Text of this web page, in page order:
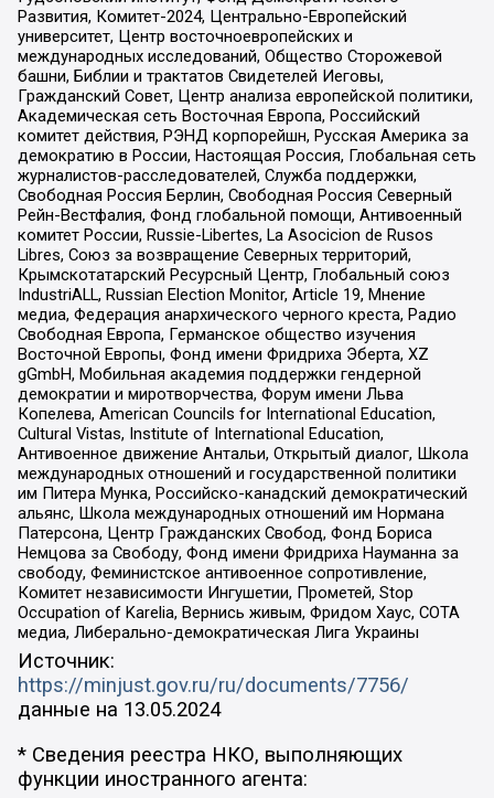
Развития, Комитет-2024, Центрально-Европейский
университет, Центр восточноевропейских и
международных исследований, Общество Сторожевой
башни, Библии и трактатов Свидетелей Иеговы,
Гражданский Совет, Центр анализа европейской политики,
Академическая сеть Восточная Европа, Российский
комитет действия, РЭНД корпорейшн, Русская Америка за
демократию в России, Настоящая Россия, Глобальная сеть
журналистов-расследователей, Служба поддержки,
Свободная Россия Берлин, Свободная Россия Северный
Рейн-Вестфалия, Фонд глобальной помощи, Антивоенный
комитет России, Russie-Libertes, La Asocicion de Rusos
Libres, Союз за возвращение Северных территорий,
Крымскотатарский Ресурсный Центр, Глобальный союз
IndustriALL, Russian Election Monitor, Article 19, Мнение
медиа, Федерация анархического черного креста, Радио
Свободная Европа, Германское общество изучения
Восточной Европы, Фонд имени Фридриха Эберта, XZ
gGmbH, Мобильная академия поддержки гендерной
демократии и миротворчества, Форум имени Льва
Копелева, American Councils for International Education,
Cultural Vistas, Institute of International Education,
Антивоенное движение Антальи, Открытый диалог, Школа
международных отношений и государственной политики
им Питера Мунка, Российско-канадский демократический
альянс, Школа международных отношений им Нормана
Патерсона, Центр Гражданских Свобод, Фонд Бориса
Немцова за Свободу, Фонд имени Фридриха Науманна за
свободу, Феминистское антивоенное сопротивление,
Комитет независимости Ингушетии, Прометей, Stop
Occupation of Karelia, Вернись живым, Фридом Хаус, СОТА
медиа, Либерально-демократическая Лига Украины
Источник:
https://minjust.gov.ru/ru/documents/7756/
данные на 13.05.2024
* Сведения реестра НКО, выполняющих
функции иностранного агента: